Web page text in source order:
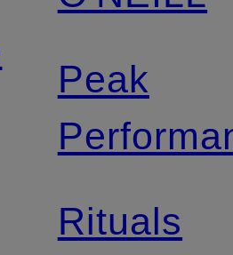
Peak
Rituals